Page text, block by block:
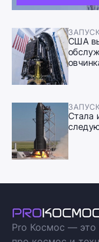
США
Стала
Pro Космос — это